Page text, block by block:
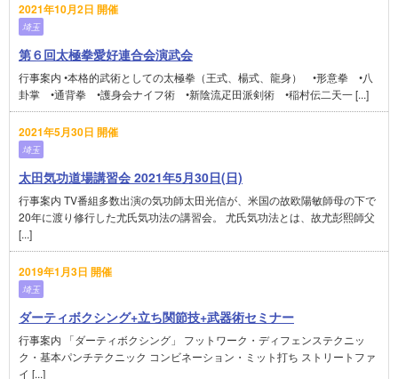
2021年10月2日 開催
埼玉
第６回太極拳愛好連合会演武会
行事案内 •本格的武術としての太極拳（王式、楊式、龍身） •形意拳 •八
卦掌 •通背拳 •護身会ナイフ術 •新陰流疋田派剣術 •稲村伝二天一 [...]
2021年5月30日 開催
埼玉
太田気功道場講習会 2021年5月30日(日)
行事案内 TV番組多数出演の気功師太田光信が、米国の故欧陽敏師母の下で
20年に渡り修行した尤氏気功法の講習会。 尤氏気功法とは、故尤彭熙師父
[...]
2019年1月3日 開催
埼玉
ダーティボクシング+立ち関節技+武器術セミナー
行事案内 「ダーティボクシング」 フットワーク・ディフェンステクニッ
ク・基本パンチテクニック コンビネーション・ミット打ち ストリートファ
イ [...]